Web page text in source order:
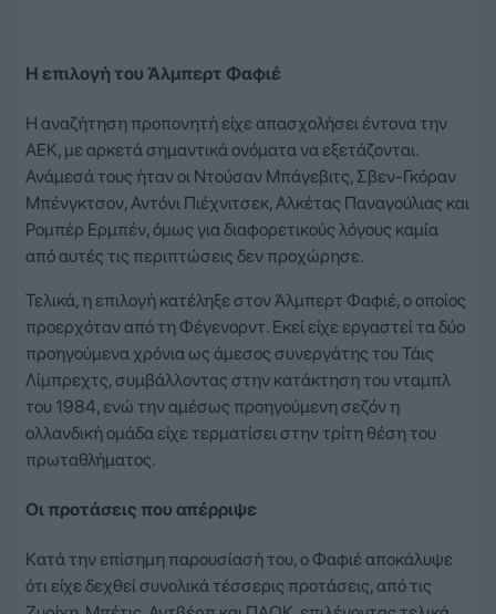
Η επιλογή του Άλμπερτ Φαφιέ
Η αναζήτηση προπονητή είχε απασχολήσει έντονα την
ΑΕΚ, με αρκετά σημαντικά ονόματα να εξετάζονται.
Ανάμεσά τους ήταν οι Ντούσαν Μπάγεβιτς, Σβεν-Γκόραν
Μπένγκτσον, Αντόνι Πιέχνιτσεκ, Αλκέτας Παναγούλιας και
Ρομπέρ Ερμπέν, όμως για διαφορετικούς λόγους καμία
από αυτές τις περιπτώσεις δεν προχώρησε.
Τελικά, η επιλογή κατέληξε στον Άλμπερτ Φαφιέ, ο οποίος
προερχόταν από τη Φέγενορντ. Εκεί είχε εργαστεί τα δύο
προηγούμενα χρόνια ως άμεσος συνεργάτης του Τάις
Λίμπρεχτς, συμβάλλοντας στην κατάκτηση του νταμπλ
του 1984, ενώ την αμέσως προηγούμενη σεζόν η
ολλανδική ομάδα είχε τερματίσει στην τρίτη θέση του
πρωταθλήματος.
Οι προτάσεις που απέρριψε
Κατά την επίσημη παρουσίασή του, ο Φαφιέ αποκάλυψε
ότι είχε δεχθεί συνολικά τέσσερις προτάσεις, από τις